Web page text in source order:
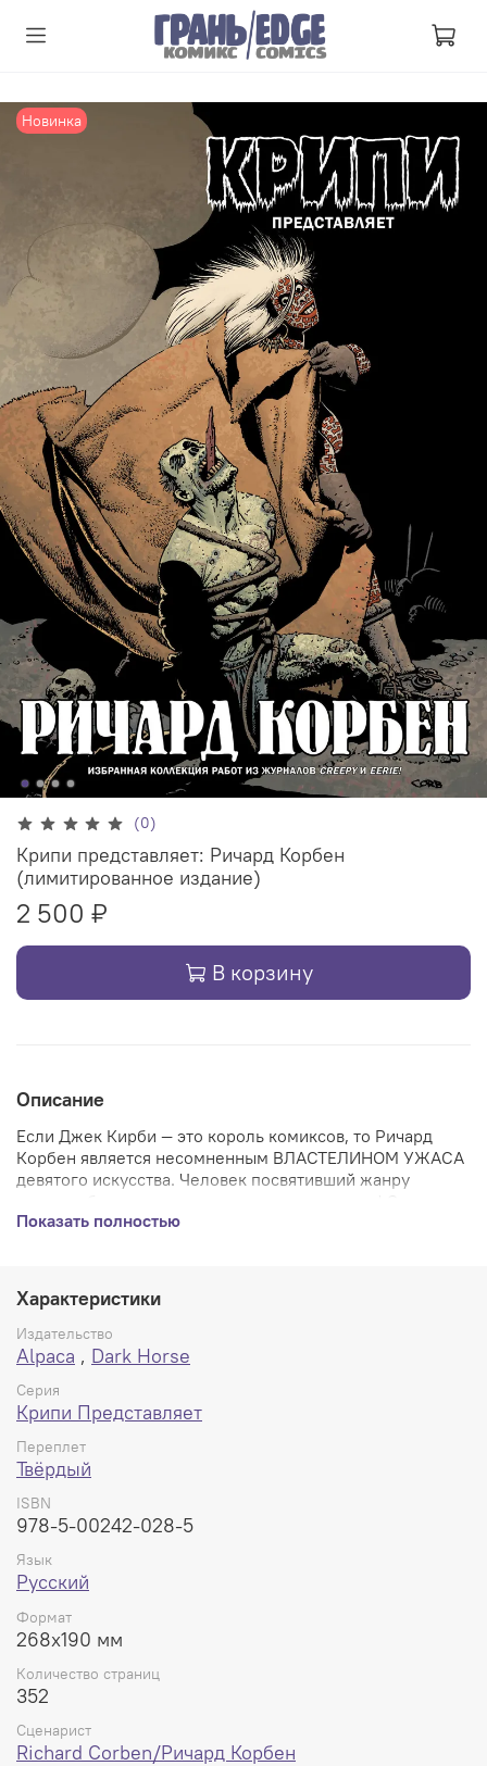
Новинка
(0)
Крипи представляет: Ричард Корбен
(лимитированное издание)
2 500 ₽
В корзину
Описание
Если Джек Кирби — это король комиксов, то Ричард
Корбен является несомненным ВЛАСТЕЛИНОМ УЖАСА
девятого искусства. Человек посвятивший жанру
увесистый сборник включает работы мастера Корбена
пугающие образы и очаровывает стилем свих мрачных
историй. НЕСВЯТОЙ ГРААЛЬ для всех почитателей
жанра хоррор!
Показать полностью
Характеристики
Издательство
Alpaca , Dark Horse
Серия
Крипи Представляет
Переплет
Твёрдый
ISBN
978-5-00242-028-5
Язык
Русский
Формат
268x190 мм
Количество страниц
352
Сценарист
Richard Corben/Ричард Корбен